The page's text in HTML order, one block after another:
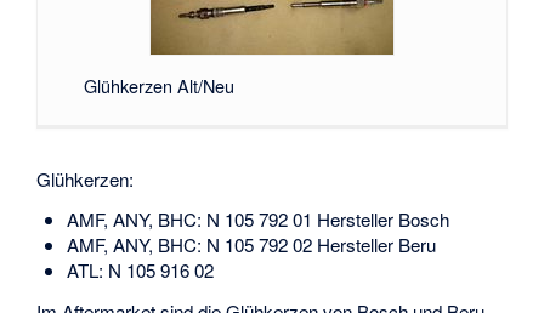
Glühkerzen Alt/Neu
Glühkerzen:
AMF, ANY, BHC: N 105 792 01 Hersteller Bosch
AMF, ANY, BHC: N 105 792 02 Hersteller Beru
ATL: N 105 916 02